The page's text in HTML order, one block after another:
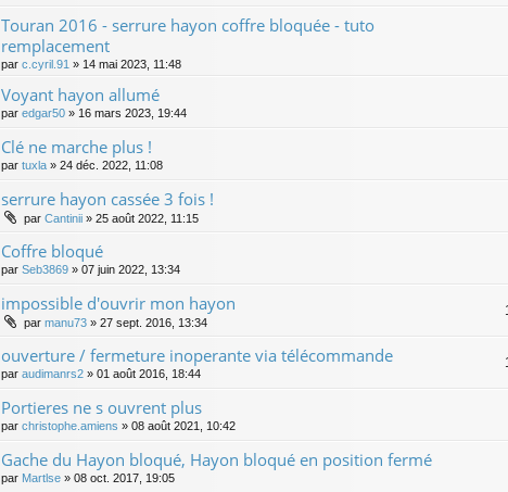
Touran 2016 - serrure hayon coffre bloquée - tuto
remplacement
par c.cyril.91 » 14 mai 2023, 11:48
Voyant hayon allumé
par edgar50 » 16 mars 2023, 19:44
Clé ne marche plus !
par tuxla » 24 déc. 2022, 11:08
serrure hayon cassée 3 fois !
par Cantinii » 25 août 2022, 11:15
Coffre bloqué
par Seb3869 » 07 juin 2022, 13:34
impossible d'ouvrir mon hayon
par manu73 » 27 sept. 2016, 13:34
ouverture / fermeture inoperante via télécommande
par audimanrs2 » 01 août 2016, 18:44
Portieres ne s ouvrent plus
par christophe.amiens » 08 août 2021, 10:42
Gache du Hayon bloqué, Hayon bloqué en position fermé
par Martlse » 08 oct. 2017, 19:05